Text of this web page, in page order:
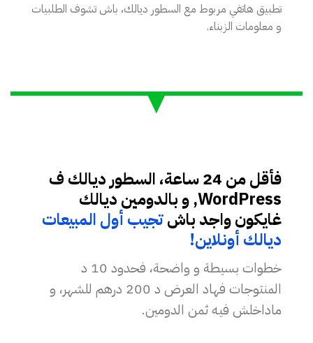
تطبيق هاتفي مربوط مع السطور ديالك، باش تشوف الطلبيات
و معلومات الزبناء.
فأقل من 24 ساعة، السطور ديالك ف
WordPress, و بالدومين ديالك
غايكون واجد باشتجيب أول المبيعات
ديالك أونلاين!
خطوات بسيطة و واضحة، فحدود 10 د
المنتوجات فهاد العرض د 200 درهم للشهر، و
ماداخلش فيه ثمن الدومين.